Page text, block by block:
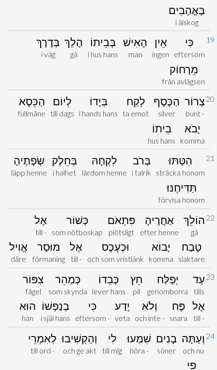
בָּאֳהָבִים
i älskog
19
כִּי
eftersom
אֵין
ingen
הָאִישׁ
man
בְּבֵיתוֹ
i hus hans
הָלַךְ
gå
בְּדֶרֶךְ
i väg
מֵרָחוֹק
från avlägsen
20 צְרוֹר
bunt -
הַכֶּסֶף
silver
לָקַח
ta emot
בְּיָדוֹ
i hands hans
לְיוֹם
till dags
הַכֵּסֶא
fullmåne
יָבֹא
komma
בֵיתוֹ
hus hans
21
הִטַּתּוּ
sträcka honom
בְּרֹב
i talrik
לִקְחָהּ
lärdom henne
בְּחֵלֶק
i halhet
שְׂפָתֶיהָ
läpp henne
תַּדִּיחֶנּוּ
förvisa honom
22 הוֹלֵךְ
gå
אַחֲרֶיהָ
efter henne
פִּתְאֹם
plötsligt
כְּשׁוֹר
som nötboskap
אֶל
till -
טָבַח
slaktare
יָבוֹא
komma
וּכְעֶכֶס
och som vristlänk
אֶל
till -
מוּסַר
förmaning
אֱוִיל
dåre
23 עַד
tills
יְפַלַּח
genomborra
חֵץ
pil
כְּבֵדוֹ
lever hans
כְּמַהֵר
som skynda
צִפּוֹר
fågel
אֶל
till -
פָּח
snara
וְלֹא
och inte -
יָדַע
veta
כִּי
eftersom -
בְנַפְשׁוֹ
i själ hans
הוּא
han
24 וְעַתָּה
och nu
בָנִים
söner
שִׁמְעוּ
höra -
לִי
till mig
וְהַקְשִׁיבוּ
och ge akt
לְאִמְרֵי
till ord -
פִי